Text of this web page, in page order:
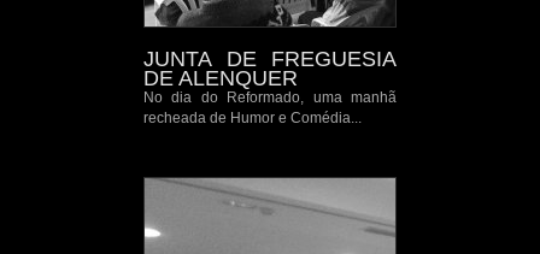
JUNTA DE FREGUESIA
DE ALENQUER
No dia do Reformado, uma manhã
recheada de Humor e Comédia...